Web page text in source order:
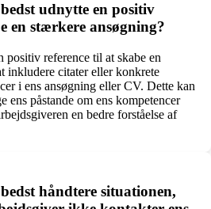
udnytte en positiv
en stærkere ansøgning?
positiv reference til at skabe en
inkludere citater eller konkrete
i ens ansøgning eller CV. Dette kan
ens påstande om ens kompetencer
en bedre forståelse af
håndtere situationen,